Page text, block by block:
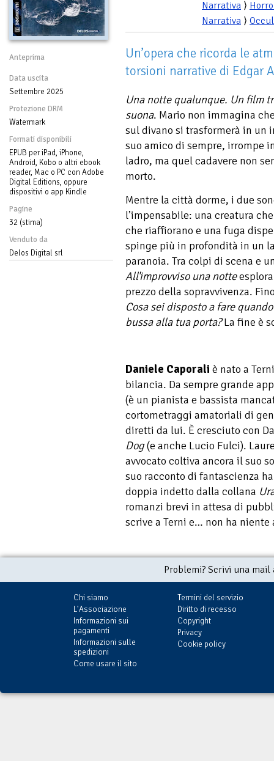
Anteprima
Data uscita
Settembre 2025
Protezione DRM
Watermark
Formati disponibili
EPUB per iPad, iPhone,
Android, Kobo o altri ebook
reader, Mac o PC con Adobe
Digital Editions, oppure
dispositivi o app Kindle
Pagine
32 (stima)
Venduto da
Delos Digital srl
Narrativa ⟩
Narrativa ⟩
Un’opera che ricorda le
torsioni narrative di Edgar
Una notte qualunque. Un film
suona. Mario non immagina
sul divano si trasformerà in un
suo amico di sempre, irrompe
ladro, ma quel cadavere non
morto.
Mentre la città dorme, i due
l’impensabile: una creatura
che riaffiorano e una fuga
spinge più in profondità in un
paranoia. Tra colpi di scena e
All'improvviso una notte
prezzo della sopravvivenza.
Cosa sei disposto a fare
bussa alla tua porta?La fine è
Daniele Caporali è nato a
bilancia. Da sempre grande
(è un pianista e bassista
cortometraggi amatoriali di
diretti da lui. È cresciuto con
Dog(e anche Lucio Fulci).
avvocato coltiva ancora il suo
suo racconto di fantascienza
doppia indetto dalla collana
romanzi brevi in attesa di
scrive a Terni e… non ha niente
Problemi? Scrivi una
Chi siamo
L'Associazione
Informazioni sui
pagamenti
Informazioni sulle
spedizioni
Come usare il sito
Termini del servizio
Diritto di recesso
Copyright
Privacy
Cookie policy